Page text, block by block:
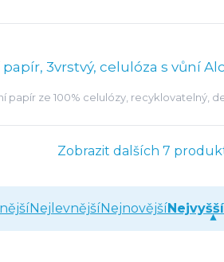
3vrstvý, celulóza s vůní
papír ze 100% celulózy, recyklovatelný,
Zobrazit dalších 7
Nejlevnější Nejnovější